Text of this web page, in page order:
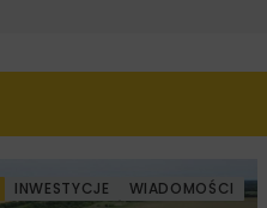
INWESTYCJE WIADOMOŚCI